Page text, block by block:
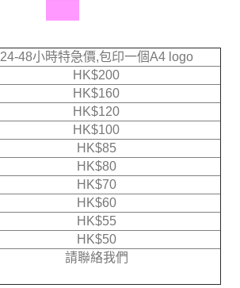
24-48小時特急價,包印一個A4 logo
HK$200
HK$160
HK$120
HK$100
HK$85
HK$80
HK$70
HK$60
HK$55
HK$50
請聯絡我們